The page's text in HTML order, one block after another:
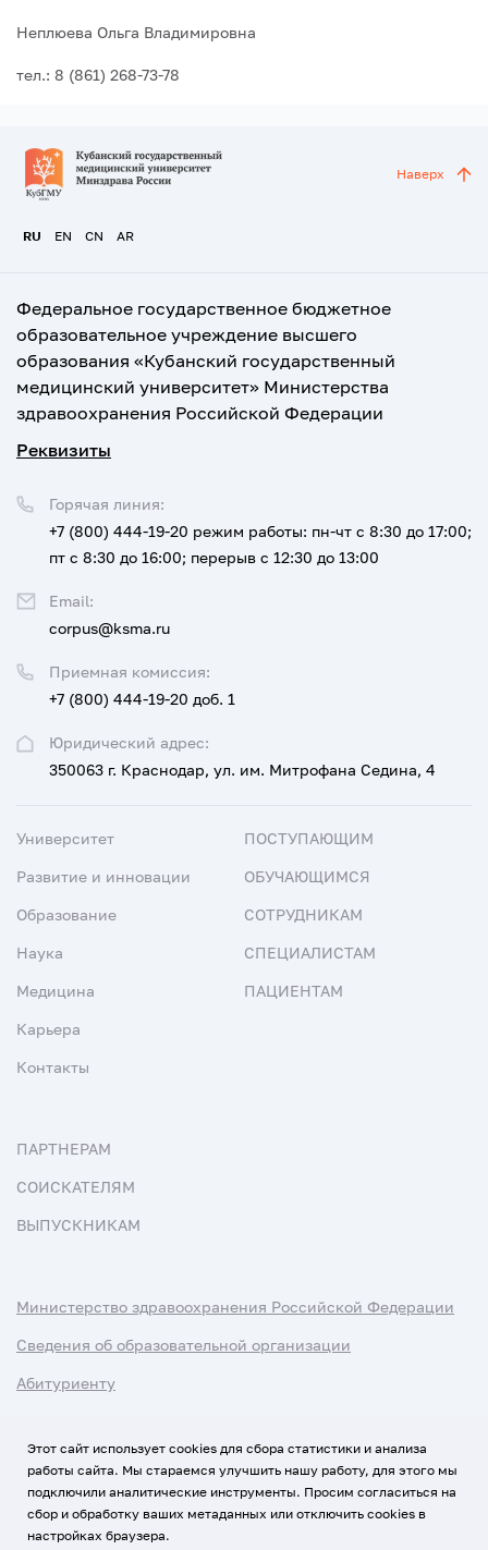
Неплюева Ольга Владимировна
тел.: 8 (861) 268-73-78
RU EN CN AR
Наверх
Федеральное государственное бюджетное
образовательное учреждение высшего
образования «Кубанский государственный
медицинский университет» Министерства
здравоохранения Российской Федерации
Реквизиты
Юридический адрес:
350063 г. Краснодар, ул. им. Митрофана Седина, 4
Приемная комиссия:
+7 (800) 444-19-20 доб. 1
Горячая линия:
+7 (800) 444-19-20 режим работы: пн-чт с 8:30 до 17:00;
пт с 8:30 до 16:00; перерыв с 12:30 до 13:00
Email:
corpus@ksma.ru
Университет
Развитие и инновации
Образование
Наука
Медицина
Карьера
Контакты
ПОСТУПАЮЩИМ
ОБУЧАЮЩИМСЯ
СОТРУДНИКАМ
СПЕЦИАЛИСТАМ
ПАЦИЕНТАМ
ПАРТНЕРАМ
СОИСКАТЕЛЯМ
ВЫПУСКНИКАМ
Министерство здравоохранения Российской Федерации
Сведения об образовательной организации
Абитуриенту
Использование Cookies
Политика обработки персональных данных
Этот сайт использует cookies для сбора статистики и анализа
работы сайта. Мы стараемся улучшить нашу работу, для этого мы
подключили аналитические инструменты. Просим согласиться на
сбор и обработку ваших метаданных или отключить cookies в
настройках браузера.